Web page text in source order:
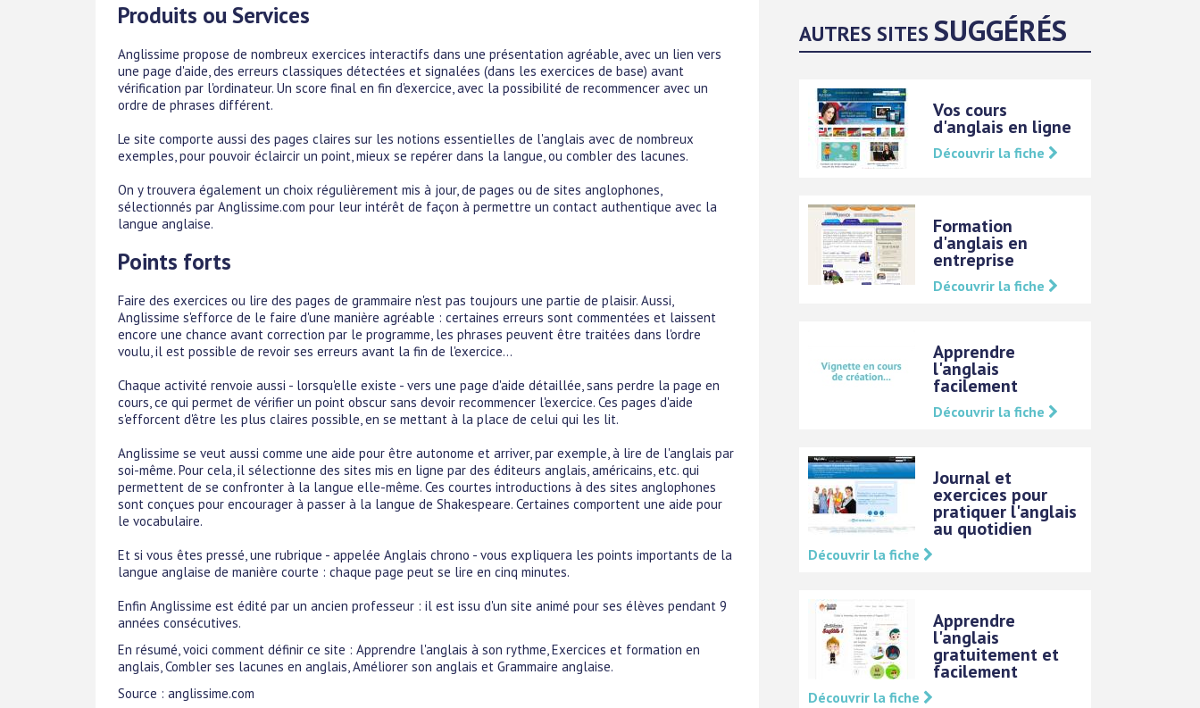
Produits ou Services
Anglissime propose de nombreux exercices interactifs dans une présentation agréable, avec un lien vers
une page d'aide, des erreurs classiques détectées et signalées (dans les exercices de base) avant
vérification par l'ordinateur. Un score final en fin d'exercice, avec la possibilité de recommencer avec un
ordre de phrases différent.
Le site comporte aussi des pages claires sur les notions essentielles de l'anglais avec de nombreux
exemples, pour pouvoir éclaircir un point, mieux se repérer dans la langue, ou combler des lacunes.
On y trouvera également un choix régulièrement mis à jour, de pages ou de sites anglophones,
sélectionnés par Anglissime.com pour leur intérêt de façon à permettre un contact authentique avec la
langue anglaise.
Points forts
Faire des exercices ou lire des pages de grammaire n'est pas toujours une partie de plaisir. Aussi,
Anglissime s'efforce de le faire d'une manière agréable : certaines erreurs sont commentées et laissent
encore une chance avant correction par le programme, les phrases peuvent être traitées dans l'ordre
voulu, il est possible de revoir ses erreurs avant la fin de l'exercice...
Chaque activité renvoie aussi - lorsqu'elle existe - vers une page d'aide détaillée, sans perdre la page en
cours, ce qui permet de vérifier un point obscur sans devoir recommencer l'exercice. Ces pages d'aide
s'efforcent d'être les plus claires possible, en se mettant à la place de celui qui les lit.
Anglissime se veut aussi comme une aide pour être autonome et arriver, par exemple, à lire de l'anglais par
soi-même. Pour cela, il sélectionne des sites mis en ligne par des éditeurs anglais, américains, etc. qui
permettent de se confronter à la langue elle-même. Ces courtes introductions à des sites anglophones
sont conçues pour encourager à passer à la langue de Shakespeare. Certaines comportent une aide pour
le vocabulaire.
Et si vous êtes pressé, une rubrique - appelée Anglais chrono - vous expliquera les points importants de la
langue anglaise de manière courte : chaque page peut se lire en cinq minutes.
Enfin Anglissime est édité par un ancien professeur : il est issu d'un site animé pour ses élèves pendant 9
années consécutives.
En résumé, voici comment définir ce site : Apprendre l'anglais à son rythme, Exercices et formation en
anglais, Combler ses lacunes en anglais, Améliorer son anglais et Grammaire anglaise.
Source : anglissime.com
AUTRES SITESSUGGÉRÉS
Vos cours
d'anglais en ligne
Découvrir la fiche
Formation
d'anglais en
entreprise
Découvrir la fiche
Apprendre
l'anglais
facilement
Découvrir la fiche
Journal et
exercices pour
pratiquer l'anglais
au quotidien
Découvrir la fiche
Apprendre
l'anglais
gratuitement et
facilement
Découvrir la fiche